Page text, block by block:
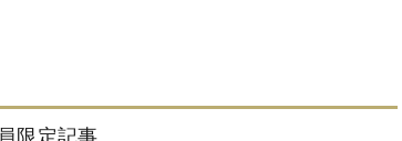
限定記事